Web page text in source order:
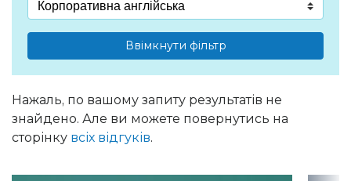
Ввімкнути фільтр
Нажаль, по вашому запиту результатів не
знайдено. Але ви можете повернутись на
сторінку всіх відгуків.